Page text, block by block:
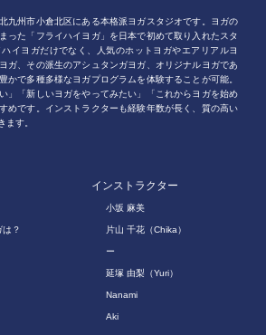
九州市小倉北区にある本格派ヨガスタジオです。ヨガの
った「フライハイヨガ」を日本で初めて取り入れたスタ
イヨガだけでなく、人気のホットヨガやエアリアルヨ
ガ、その派生のアシュタンガヨガ、オリジナルヨガであ
かで多種多様なヨガプログラムを体験することが可能。
」「新しいヨガをやってみたい」「これからヨガを始め
めです。インストラクターも経験年数が長く、質の高い
ます。
？
インストラクター
小坂 麻美
片山 千花（Chika）
ー
延塚 由梨（Yuri）
Nanami
Aki